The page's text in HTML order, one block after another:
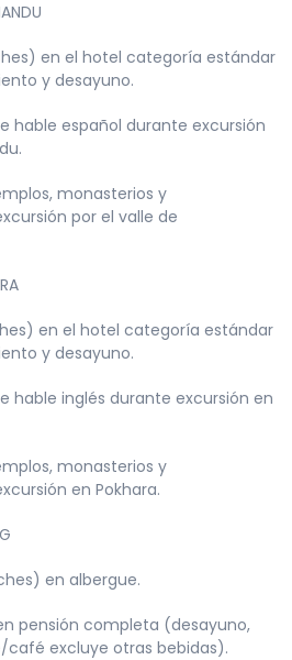
en el hotel categoría estándar
y desayuno.
hable español durante excursión
monasterios y
por el valle de
en el hotel categoría estándar
y desayuno.
hable inglés durante excursión en
monasterios y
en Pokhara.
en albergue.
pensión completa (desayuno,
excluye otras bebidas).